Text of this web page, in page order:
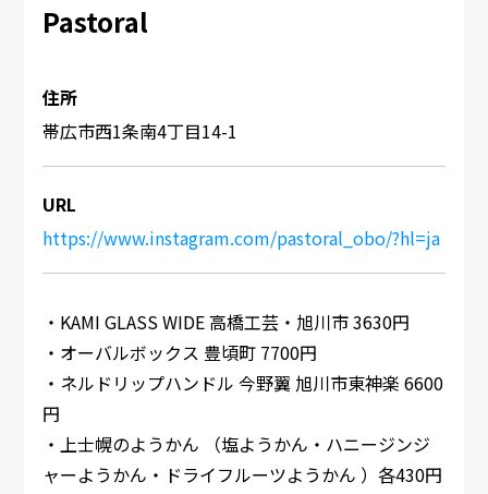
Pastoral
住所
帯広市西1条南4丁目14-1
URL
https://www.instagram.com/pastoral_obo/?hl=ja
・KAMI GLASS WIDE 高橋工芸・旭川市 3630円
・オーバルボックス 豊頃町 7700円
・ネルドリップハンドル 今野翼 旭川市東神楽 6600
円
・上士幌のようかん （塩ようかん・ハニージンジ
ャーようかん・ドライフルーツようかん ）各430円